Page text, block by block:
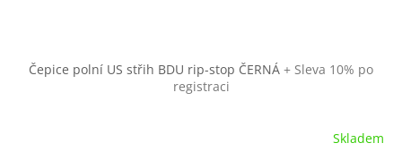
Čepice polní US střih BDU rip-stop ČERNÁ + Sleva 10% po
registraci
Skladem